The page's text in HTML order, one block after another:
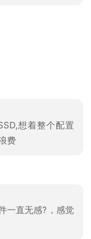
想着整个配置
费
一直无感?，感觉